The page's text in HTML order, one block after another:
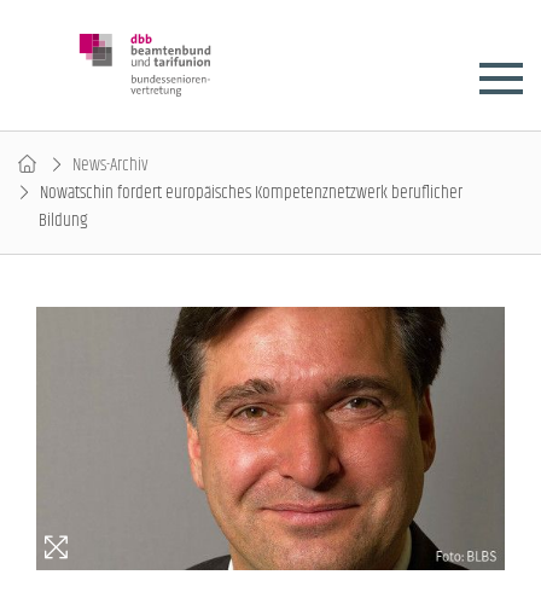
News-Archiv
Nowatschin fordert europäisches Kompetenznetzwerk beruflicher
Bildung